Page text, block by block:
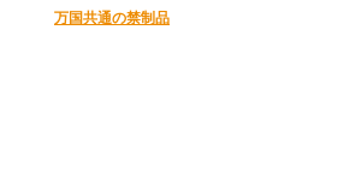
万国共通の禁制品